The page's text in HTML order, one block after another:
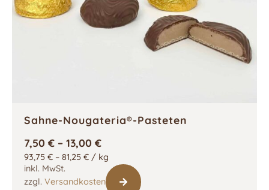
Sahne-Nougateria®-Pasteten
7,50 € – 13,00 €
93,75 € – 81,25 € / kg
inkl. MwSt.
zzgl. Versandkosten